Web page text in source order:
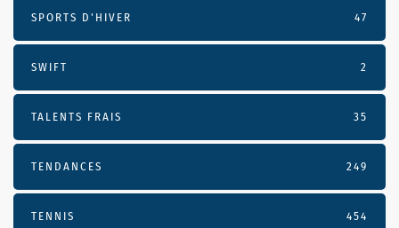
SPORTS D'HIVER 47
SWIFT 2
TALENTS FRAIS 35
TENDANCES 249
TENNIS 454